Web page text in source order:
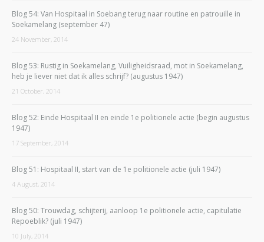
Blog 54: Van Hospitaal in Soebang terug naar routine en patrouille in
Soekamelang (september 47)
24 November, 2014
Blog 53: Rustig in Soekamelang, Vuiligheidsraad, mot in Soekamelang,
heb je liever niet dat ik alles schrijf? (augustus 1947)
21 October, 2014
Blog 52: Einde Hospitaal II en einde 1e politionele actie (begin augustus
1947)
17 September, 2014
Blog 51: Hospitaal II, start van de 1e politionele actie (juli 1947)
4 August, 2014
Blog 50: Trouwdag, schijterij, aanloop 1e politionele actie, capitulatie
Repoeblik? (juli 1947)
10 July, 2014